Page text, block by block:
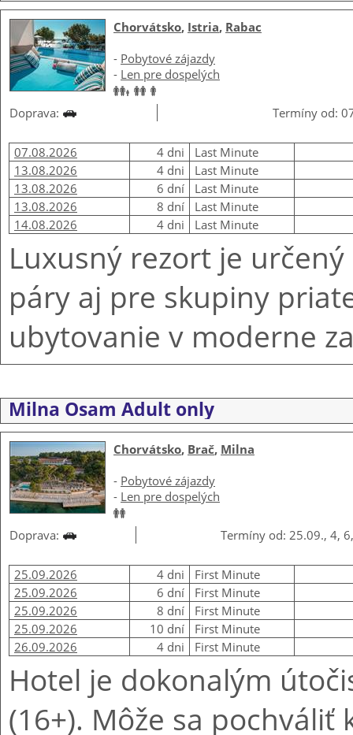
Chorvátsko, Istria, Rabac
- Pobytové zájazdy
- Len pre dospelých
Doprava: Termíny od:
07.08.2026 4 dni
Last Minute
13.08.2026
4 dni
Last Minute
13.08.2026
6 dní
Last Minute
13.08.2026
8 dní Last Minute
14.08.2026
4 dni Last Minute
Luxusný rezort je
páry aj pre skupiny
ubytovanie v moderne
Milna Osam Adult only
Chorvátsko, Brač, Milna
- Pobytové zájazdy
- Len pre dospelých
Doprava: Termíny od: 25.09., 4,
25.09.2026 4 dni
First Minute
25.09.2026
6 dní
First Minute
25.09.2026
8 dní
First Minute
25.09.2026
10 dní
First Minute
26.09.2026
4 dni First Minute
Hotel je dokonalým
(16+). Môže sa